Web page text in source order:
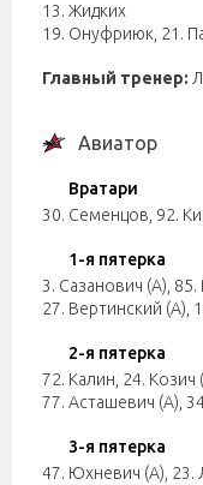
13. Жидких
19. Онуфриюк 21.
Главный тренер:
Авиатор
Вратари
30. Семенцов 92.
1-я пятерка
3. Сазанович (А) 85.
27. Вертинский (А)
2-я пятерка
72. Калин 24. Козич
77. Асташевич (А)
3-я пятерка
47. Юхневич (А) 23.